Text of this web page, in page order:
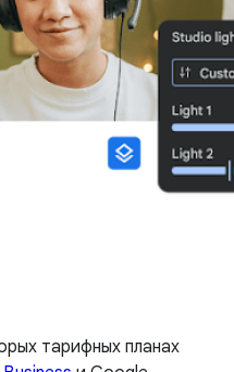
тарифных планах